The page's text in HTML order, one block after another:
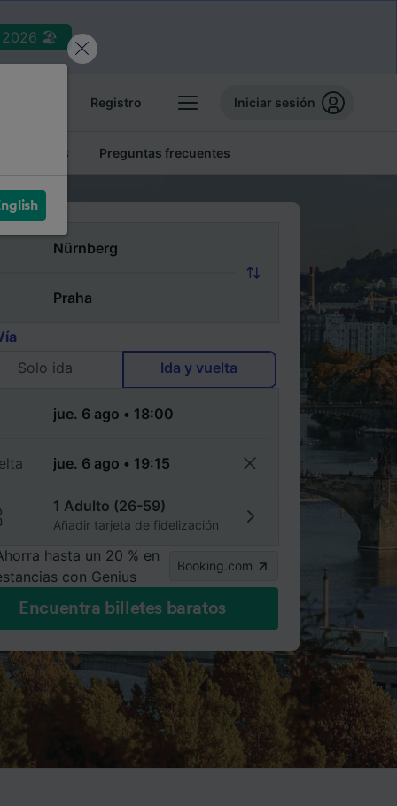
2026 🏖️
Registro Iniciar sesión
baratos Preguntas frecuentes
Solo ida
Ida y vuelta
1 Adulto (26-59)
Añadir tarjeta de fidelización
hasta un 20 % en
con Genius
Booking.com
Encuentra billetes baratos